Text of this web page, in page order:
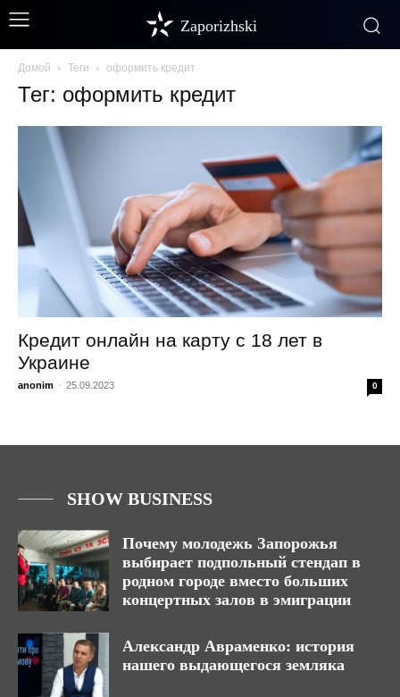
Zaporizhski
Домой Теги оформить кредит
Тег: оформить кредит
Кредит онлайн на карту с 18 лет в
Украине
anonim - 25.09.2023 0
SHOW BUSINESS
Почему молодежь Запорожья
выбирает подпольный стендап в
родном городе вместо больших
концертных залов в эмиграции
Александр Авраменко: история
нашего выдающегося земляка